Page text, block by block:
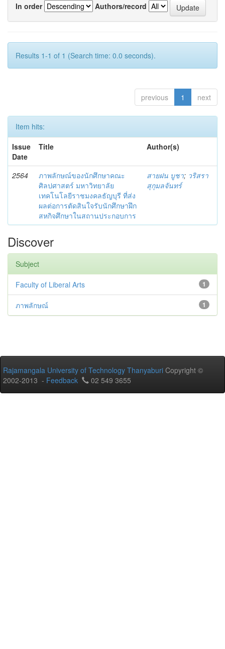
In order
Authors/record
Results 1-1 of 1 (Search time: 0.0 seconds).
previous 1 next
Item hits:
Issue
Date
Title Author(s)
2564
ภาพลักษณ์ของนักศึกษาคณะ
ศิลปศาสตร์ มหาวิทยาลัย
เทคโนโลยีราชมงคลธัญบุรี ที่ส่ง
ผลต่อการตัดสินใจรับนักศึกษาฝึก
สหกิจศึกษาในสถานประกอบการ
สายฝน บูชา; วริสรา
สุกุมลจันทร์
Discover
Subject
1
Faculty of Liberal Arts
1
ภาพลักษณ์
Rajamangala University of Technology Thanyaburi Copyright ©
2002-2013 - Feedback 02 549 3655